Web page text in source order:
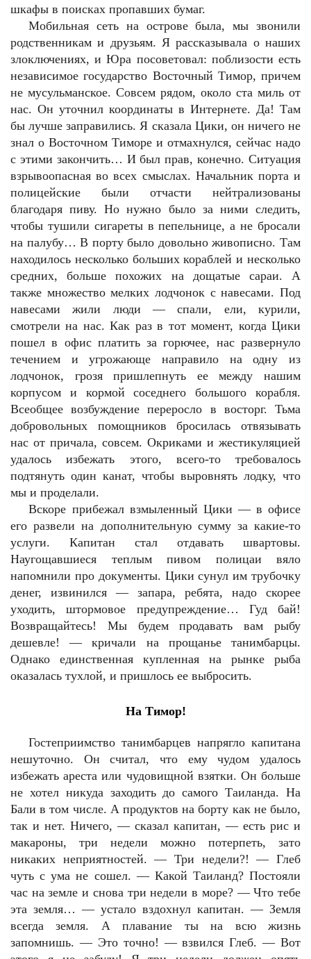
шкафы в поисках пропавших бумаг.
Мобильная сеть на острове была, мы звонили
родственникам и друзьям. Я рассказывала о наших
злоключениях, и Юра посоветовал: поблизости есть
независимое государство Восточный Тимор, причем
не мусульманское. Совсем рядом, около ста миль от
нас. Он уточнил координаты в Интернете. Да! Там
бы лучше заправились. Я сказала Цики, он ничего не
знал о Восточном Тиморе и отмахнулся, сейчас надо
с этими закончить… И был прав, конечно. Ситуация
взрывоопасная во всех смыслах. Начальник порта и
полицейские были отчасти нейтрализованы
благодаря пиву. Но нужно было за ними следить,
чтобы тушили сигареты в пепельнице, а не бросали
на палубу… В порту было довольно живописно. Там
находилось несколько больших кораблей и несколько
средних, больше похожих на дощатые сараи. А
также множество мелких лодчонок с навесами. Под
навесами жили люди — спали, ели, курили,
смотрели на нас. Как раз в тот момент, когда Цики
пошел в офис платить за горючее, нас развернуло
течением и угрожающе направило на одну из
лодчонок, грозя пришлепнуть ее между нашим
корпусом и кормой соседнего большого корабля.
Всеобщее возбуждение переросло в восторг. Тьма
добровольных помощников бросилась отвязывать
нас от причала, совсем. Окриками и жестикуляцией
удалось избежать этого, всего-то требовалось
подтянуть один канат, чтобы выровнять лодку, что
мы и проделали.
Вскоре прибежал взмыленный Цики — в офисе
его развели на дополнительную сумму за какие-то
услуги. Капитан стал отдавать швартовы.
Наугощавшиеся теплым пивом полицаи вяло
напомнили про документы. Цики сунул им трубочку
денег, извинился — запара, ребята, надо скорее
уходить, штормовое предупреждение… Гуд бай!
Возвращайтесь! Мы будем продавать вам рыбу
дешевле! — кричали на прощанье танимбарцы.
Однако единственная купленная на рынке рыба
оказалась тухлой, и пришлось ее выбросить.
На Тимор!
Гостеприимство танимбарцев напрягло капитана
нешуточно. Он считал, что ему чудом удалось
избежать ареста или чудовищной взятки. Он больше
не хотел никуда заходить до самого Таиланда. На
Бали в том числе. А продуктов на борту как не было,
так и нет. Ничего, — сказал капитан, — есть рис и
макароны, три недели можно потерпеть, зато
никаких неприятностей. — Три недели?! — Глеб
чуть с ума не сошел. — Какой Таиланд? Постояли
час на земле и снова три недели в море? — Что тебе
эта земля… — устало вздохнул капитан. — Земля
всегда земля. А плавание ты на всю жизнь
запомнишь. — Это точно! — взвился Глеб. — Вот